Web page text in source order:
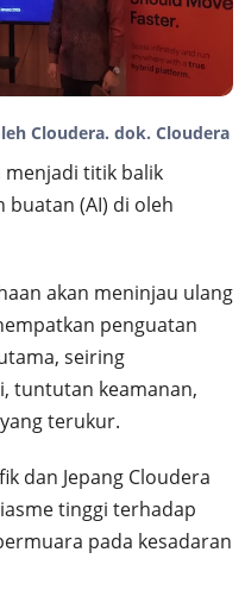
Cloudera. dok. Cloudera
menjadi titik balik
buatan (AI) di oleh
akan meninjau ulang
penguatan
seiring
tuntutan keamanan,
terukur.
dan Jepang Cloudera
tinggi terhadap
pada kesadaran